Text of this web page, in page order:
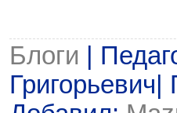
Блоги |
Григорьевич|